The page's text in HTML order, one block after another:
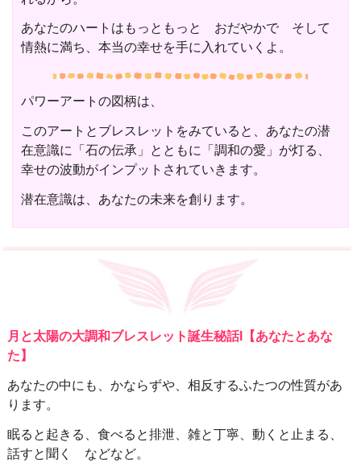
あなたのハートはもっともっと おだやかで そして
情熱に満ち、本当の幸せを手に入れていくよ。
パワーアートの図柄は、
このアートとブレスレットをみていると、あなたの潜
在意識に「石の伝承」とともに「調和の愛」が灯る、
幸せの波動がインプットされていきます。
潜在意識は、あなたの未来を創ります。
月と太陽の大調和ブレスレット誕生秘話I【あなたとあな
た】
あなたの中にも、かならずや、相反するふたつの性質があ
ります。
眠ると起きる、食べると排泄、雑と丁寧、動くと止まる、
話すと聞く などなど。